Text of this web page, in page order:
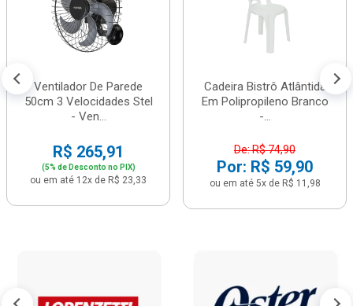
Ventilador De Parede
50cm 3 Velocidades Stel
- Ven...
R$ 265,91
(5% de Desconto no PIX)
ou em até 12x de R$ 23,33
Cadeira Bistrô Atlântida
Em Polipropileno Branco
-...
De: R$ 74,90
Por: R$ 59,90
ou em até 5x de R$ 11,98